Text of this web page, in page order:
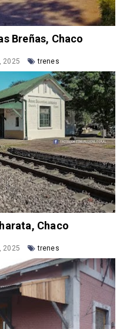
Breñas, Chaco
2025 trenes
Chaco
2025 trenes